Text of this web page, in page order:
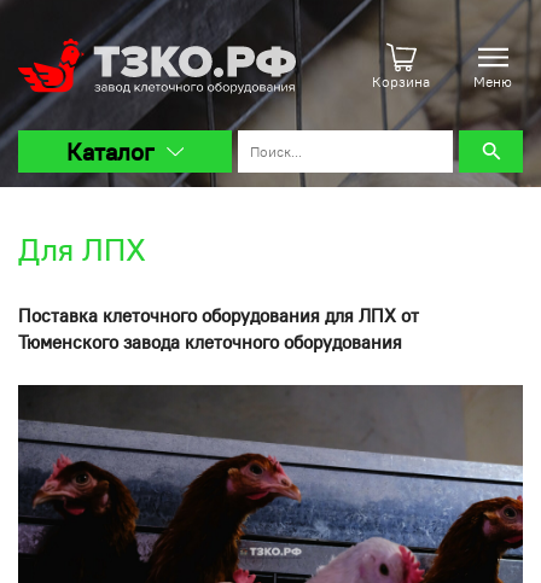
Корзина Меню
Каталог
Для ЛПХ
Поставка клеточного оборудования для ЛПХ от
Тюменского завода клеточного оборудования